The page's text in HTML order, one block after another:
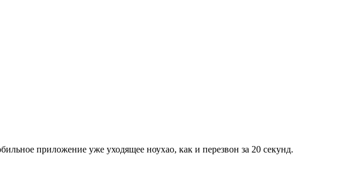
приложение уже уходящее ноухао, как и перезвон за 20 секунд.